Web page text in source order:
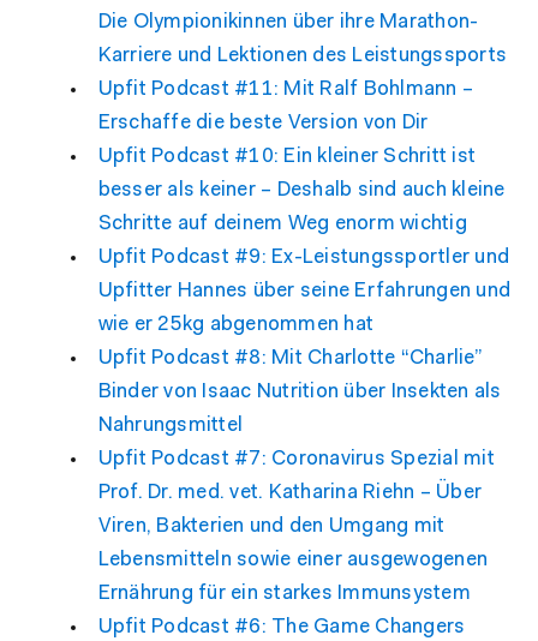
Die Olympionikinnen über ihre Marathon-
Karriere und Lektionen des Leistungssports
Upfit Podcast #11: Mit Ralf Bohlmann –
Erschaffe die beste Version von Dir
Upfit Podcast #10: Ein kleiner Schritt ist
besser als keiner – Deshalb sind auch kleine
Schritte auf deinem Weg enorm wichtig
Upfit Podcast #9: Ex-Leistungssportler und
Upfitter Hannes über seine Erfahrungen und
wie er 25kg abgenommen hat
Upfit Podcast #8: Mit Charlotte “Charlie”
Binder von Isaac Nutrition über Insekten als
Nahrungsmittel
Upfit Podcast #7: Coronavirus Spezial mit
Prof. Dr. med. vet. Katharina Riehn – Über
Viren, Bakterien und den Umgang mit
Lebensmitteln sowie einer ausgewogenen
Ernährung für ein starkes Immunsystem
Upfit Podcast #6: The Game Changers